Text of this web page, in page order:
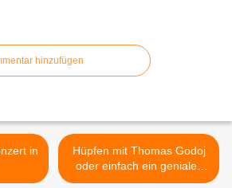
hinzufügen
Hüpfen mit Thomas Godoj
oder einfach ein geniales
Konzert >